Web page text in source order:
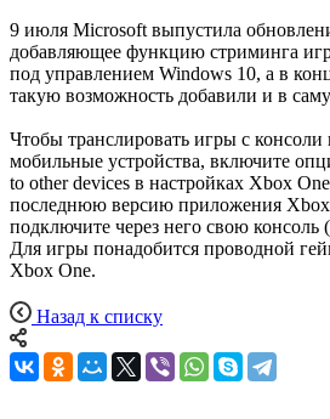
9 июля Microsoft выпустила
добавляющее функцию стриминга
под управлением Windows 10, а в
такую возможность добавили и в
Чтобы транслировать игры с
мобильные устройства, включите
to other devices в настройках Xbox
последнюю версию приложения Xbox
подключите через него свою консоль
Для игры понадобится проводной
Xbox One.
Назад к списку